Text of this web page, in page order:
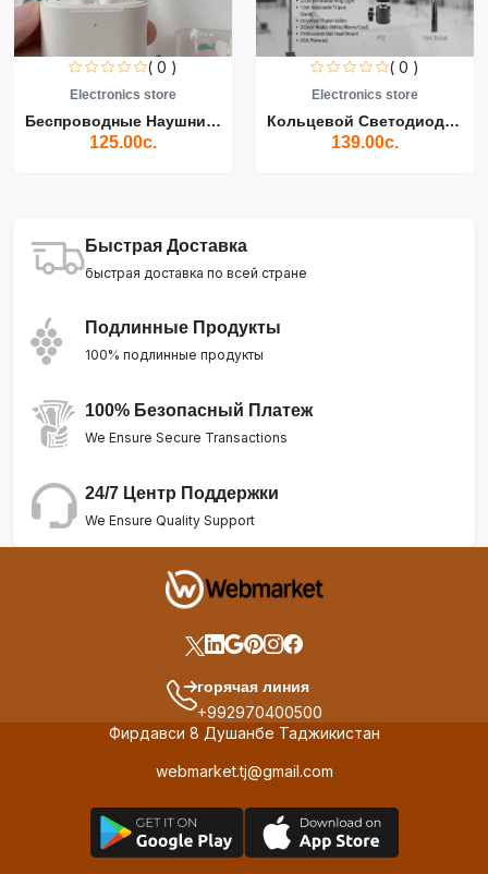
( 0 )
Electronics store
Беспроводные Наушники Air...
125.00с.
( 0 )
Electronics store
Кольцевой Светодиодный Св...
139.00с.
Быстрая Доставка
быстрая доставка по всей стране
Подлинные Продукты
100% подлинные продукты
100% Безопасный Платеж
We Ensure Secure Transactions
24/7 Центр Поддержки
We Ensure Quality Support
горячая линия
+992970400500
Фирдавси 8 Душанбе Таджикистан
webmarket.tj@gmail.com